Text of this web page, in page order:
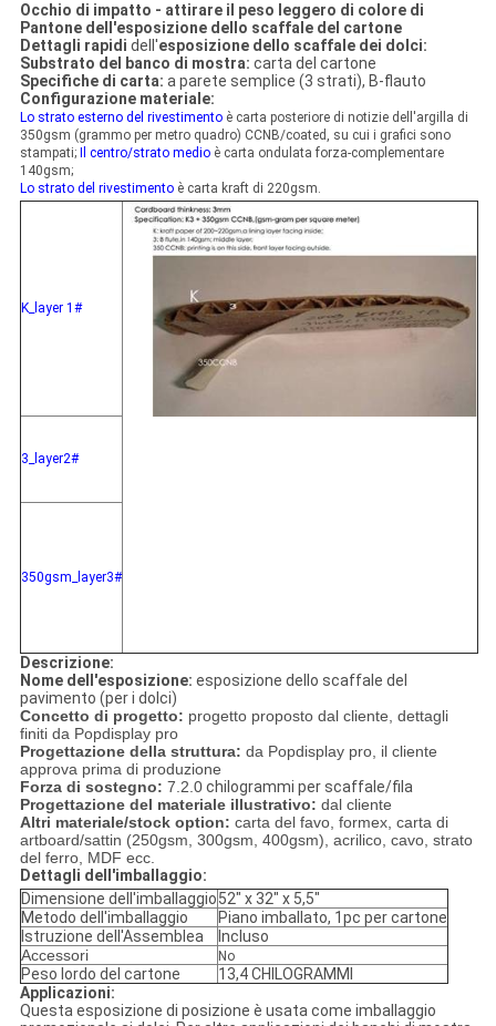
Occhio di impatto - attirare il peso leggero di colore di
Pantone dell'esposizione dello scaffale del cartone
Dettagli rapidi dell'esposizione dello scaffale dei dolci:
Substrato del banco di mostra: carta del cartone
Specifiche di carta: a parete semplice (3 strati), B-flauto
Configurazione materiale:
Lo strato esterno del rivestimentoè carta posteriore di notizie dell'argilla di
350gsm (grammo per metro quadro) CCNB/coated, su cui i grafici sono
stampati;
Il centro/strato medioè carta ondulata forza-complementare
140gsm;
Lo strato del rivestimentoè carta kraft di 220gsm.
K_layer 1#
3_layer2#
350gsm_layer3#
Descrizione:
Nome dell'esposizione: esposizione dello scaffale del
pavimento (per i dolci)
Concetto di progetto: progetto proposto dal cliente, dettagli
finiti da Popdisplay pro
Progettazione della struttura: da Popdisplay pro, il cliente
approva prima di produzione
Forza di sostegno: 7.2.0chilogrammi per scaffale/fila
Progettazione del materiale illustrativo: dal cliente
Altri materiale/stock option: carta del favo, formex, carta di
artboard/sattin (250gsm, 300gsm, 400gsm), acrilico, cavo, strato
del ferro, MDF ecc.
Dettagli dell'imballaggio:
Dimensione dell'imballaggio52" x 32" x 5,5"
Metodo dell'imballaggio
Piano imballato, 1pc per cartone
Istruzione dell'Assemblea
Incluso
Accessori
No
Peso lordo del cartone
13,4 CHILOGRAMMI
Applicazioni:
Questa esposizione di posizione è usata come imballaggio